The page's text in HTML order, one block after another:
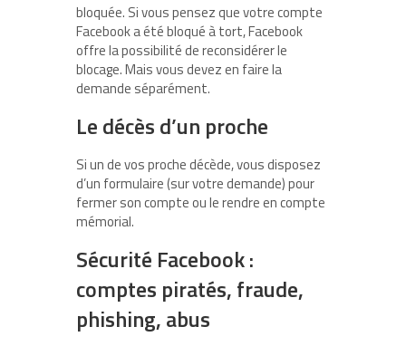
bloquée. Si vous pensez que votre compte
Facebook a été bloqué à tort, Facebook
offre la possibilité de reconsidérer le
blocage. Mais vous devez en faire la
demande séparément.
Le décès d’un proche
Si un de vos proche décède, vous disposez
d’un formulaire (sur votre demande) pour
fermer son compte ou le rendre en compte
mémorial.
Sécurité Facebook :
comptes piratés, fraude,
phishing, abus